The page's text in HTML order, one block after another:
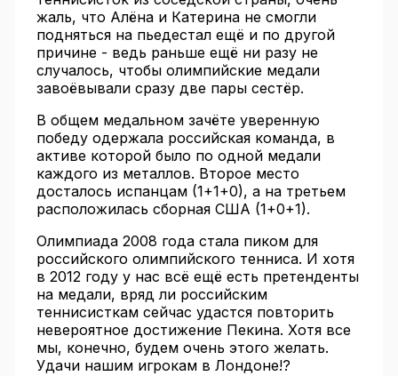
жаль, что Алёна и Катерина не смогли
подняться на пьедестал ещё и по другой
причине - ведь раньше ещё ни разу не
случалось, чтобы олимпийские медали
завоёвывали сразу две пары сестёр.
В общем медальном зачёте уверенную
победу одержала российская команда, в
активе которой было по одной медали
каждого из металлов. Второе место
досталось испанцам (1+1+0), а на третьем
расположилась сборная США (1+0+1).
Олимпиада 2008 года стала пиком для
российского олимпийского тенниса. И хотя
в 2012 году у нас всё ещё есть претенденты
на медали, вряд ли российским
теннисисткам сейчас удастся повторить
невероятное достижение Пекина. Хотя все
мы, конечно, будем очень этого желать.
Удачи нашим игрокам в Лондоне!?